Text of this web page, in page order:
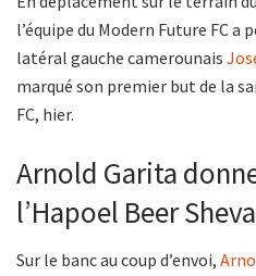
l’équipe du Modern Future FC a
latéral gauche camerounais
marqué son premier but de la
FC, hier.
Arnold Garita
l’Hapoel Beer Sheva
Sur le banc au coup d’envoi,